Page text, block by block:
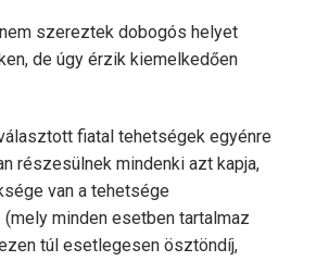
szereztek dobogós helyet
de úgy érzik kiemelkedően
fiatal tehetségek egyénre
részesülnek mindenki azt kapja,
van a tehetsége
minden esetben tartalmaz
túl esetlegesen ösztöndíj,